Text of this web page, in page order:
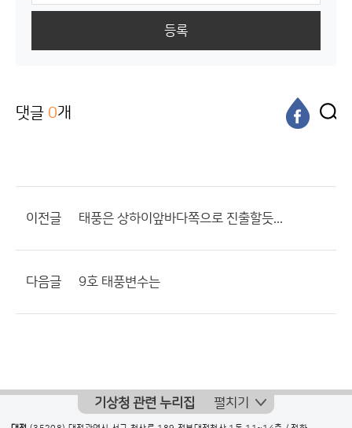
등록
댓글 0개
이전글 태풍은 상하이앞바다쪽으로 진출할듯...
다음글 9호 태풍변수는
기상청 관련 누리집 펼치기